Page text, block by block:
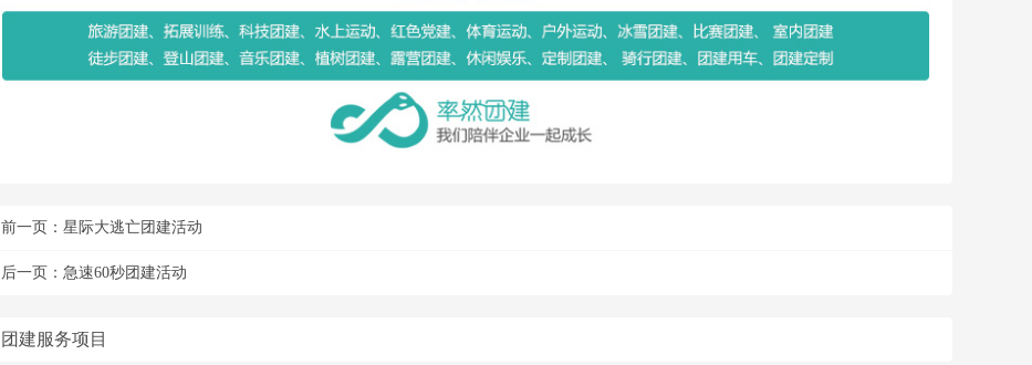
前一页： 星际大逃亡团建活动
后一页： 急速60秒团建活动
团建服务项目